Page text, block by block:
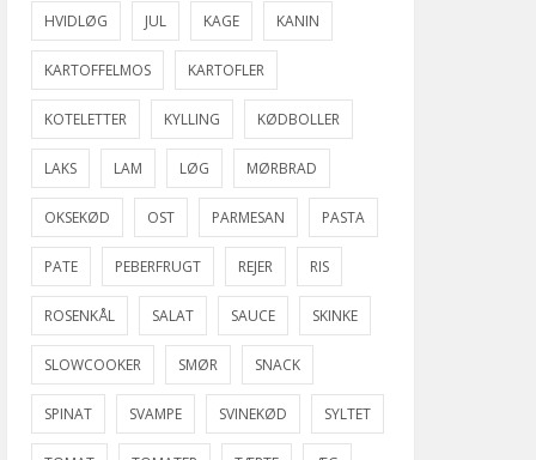
HVIDLØG JUL KAGE KANIN
KARTOFFELMOS KARTOFLER
KOTELETTER KYLLING KØDBOLLER
LAKS LAM LØG MØRBRAD
OKSEKØD OST PARMESAN PASTA
PATE PEBERFRUGT REJER RIS
ROSENKÅL SALAT SAUCE SKINKE
SLOWCOOKER SMØR SNACK
SPINAT SVAMPE SVINEKØD SYLTET